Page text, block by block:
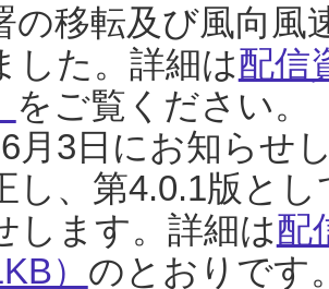
の移転及び風向風
した。詳細は配信
をご覧ください。
月3日にお知らせ
し、第4.0.1版と
します。詳細は配
） のとおりです